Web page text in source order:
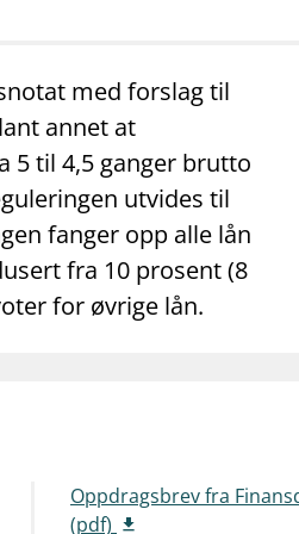
med forslag til
annet at
5 til 4,5 ganger brutto
utvides til
fanger opp alle lån
fra 10 prosent (8
for øvrige lån.
Oppdragsbrev fra
(pdf)